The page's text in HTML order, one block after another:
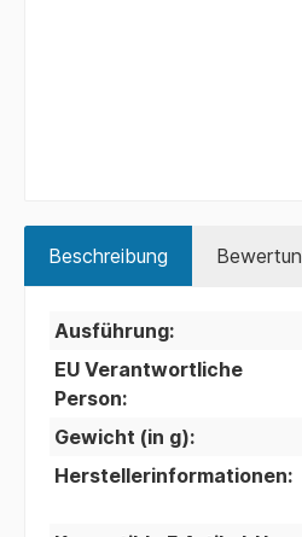
Beschreibung
Ausführung:
EU Verantwortliche
Person:
Gewicht (in g):
Herstellerinformationen: